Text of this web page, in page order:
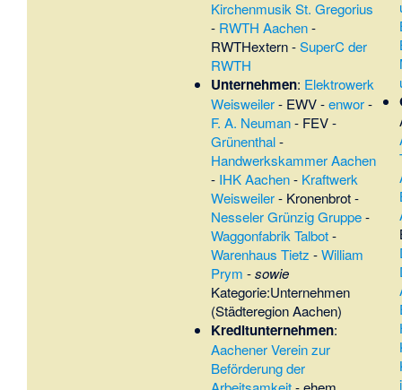
Kirchenmusik St. Gregorius
- RWTH Aachen-
RWTHextern-SuperC der
RWTH
Unternehmen: Elektrowerk
Weisweiler- EWV-enwor-
F. A. Neuman- FEV-
Grünenthal-
Handwerkskammer Aachen
- IHK Aachen- Kraftwerk
Weisweiler- Kronenbrot-
Nesseler Grünzig Gruppe-
Waggonfabrik Talbot-
Warenhaus Tietz -William
Prym -sowie
Kategorie:Unternehmen
(Städteregion Aachen)
Kreditunternehmen:
Aachener Verein zur
Beförderung der